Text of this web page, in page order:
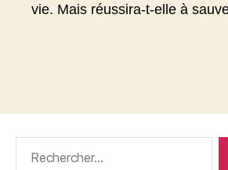
vie. Mais réussira-t-elle à